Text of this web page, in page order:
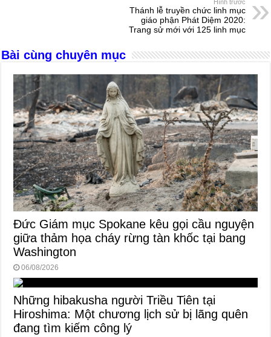
k
s
Hình trước
Thánh lễ truyền chức linh mục
giáo phận Phát Diệm 2020:
Trang sử mới với 125 linh mục
Bài cùng chuyên mục
Đức Giám mục Spokane kêu gọi cầu nguyện
giữa thảm họa cháy rừng tàn khốc tại bang
Washington
06/08/2026
Những hibakusha người Triều Tiên tại
Hiroshima: Một chương lịch sử bị lãng quên
đang tìm kiếm công lý